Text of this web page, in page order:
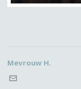
Mevrouw H.